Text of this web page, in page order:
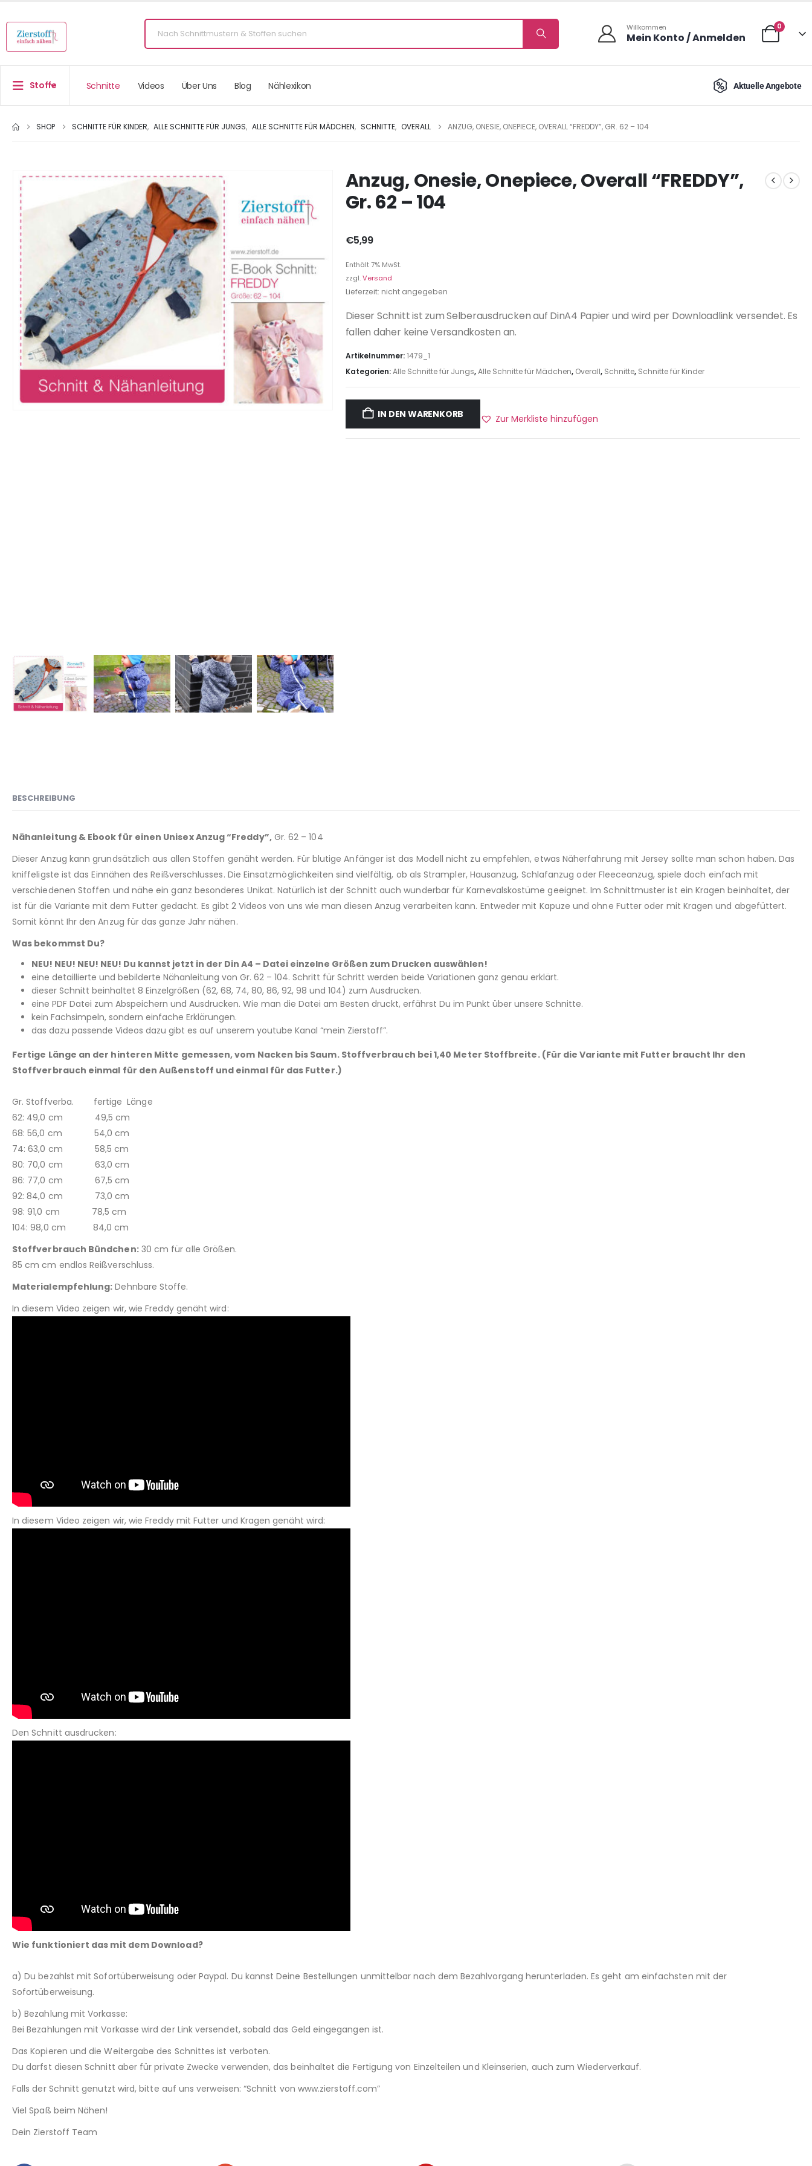
Willkommen
Mein Konto / Anmelden
0
Stoffe Schnitte Videos Über Uns Blog Nählexikon Aktuelle Angebote
SHOP SCHNITTE FÜR KINDER, ALLE SCHNITTE FÜR JUNGS, ALLE SCHNITTE FÜR MÄDCHEN, SCHNITTE, OVERALL ANZUG, ONESIE, ONEPIECE, OVERALL “FREDDY”, GR. 62 – 104
Anzug, Onesie, Onepiece, Overall “FREDDY”,
Gr. 62 – 104
€5,99
Enthält 7% MwSt.
zzgl.Versand
Lieferzeit: nicht angegeben
Dieser Schnitt ist zum Selberausdrucken auf DinA4 Papier und wird per Downloadlink versendet. Es
fallen daher keine Versandkosten an.
Artikelnummer:1479_1
Kategorien:Alle Schnitte für Jungs,Alle Schnitte für Mädchen, Overall, Schnitte, Schnitte für Kinder
IN DEN WARENKORB Zur Merkliste hinzufügen
BESCHREIBUNG
Nähanleitung & Ebook für einen Unisex Anzug “Freddy”,Gr. 62 – 104
Dieser Anzug kann grundsätzlich aus allen Stoffen genäht werden. Für blutige Anfänger ist das Modell nicht zu empfehlen, etwas Näherfahrung mit Jersey sollte man schon haben. Das
kniffeligste ist das Einnähen des Reißverschlusses. Die Einsatzmöglichkeiten sind vielfältig, ob als Strampler, Hausanzug, Schlafanzug oder Fleeceanzug, spiele doch einfach mit
verschiedenen Stoffen und nähe ein ganz besonderes Unikat. Natürlich ist der Schnitt auch wunderbar für Karnevalskostüme geeignet. Im Schnittmuster ist ein Kragen beinhaltet, der
ist für die Variante mit dem Futter gedacht. Es gibt 2 Videos von uns wie man diesen Anzug verarbeiten kann. Entweder mit Kapuze und ohne Futter oder mit Kragen und abgefüttert.
Somit könnt Ihr den Anzug für das ganze Jahr nähen.
Was bekommst Du?
NEU! NEU! NEU! NEU! Du kannst jetzt in der Din A4 – Datei einzelne Größen zum Drucken auswählen!
eine detaillierte und bebilderte Nähanleitung von Gr. 62 – 104. Schritt für Schritt werden beide Variationen ganz genau erklärt.
dieser Schnitt beinhaltet 8 Einzelgrößen (62, 68, 74, 80, 86, 92, 98 und 104) zum Ausdrucken.
eine PDF Datei zum Abspeichern und Ausdrucken. Wie man die Datei am Besten druckt, erfährst Du im Punkt über unsere Schnitte.
kein Fachsimpeln, sondern einfache Erklärungen.
das dazu passende Videos dazu gibt es auf unserem youtube Kanal “mein Zierstoff”.
Fertige Länge an der hinteren Mitte gemessen, vom Nacken bis Saum. Stoffverbrauch bei 1,40 Meter Stoffbreite. (Für die Variante mit Futter braucht Ihr den
Stoffverbrauch einmal für den Außenstoff und einmal für das Futter.)
Gr. Stoffverba. fertige Länge
62: 49,0 cm 49,5 cm
68: 56,0 cm 54,0 cm
74: 63,0 cm 58,5 cm
80: 70,0 cm 63,0 cm
86: 77,0 cm 67,5 cm
92: 84,0 cm 73,0 cm
98: 91,0 cm 78,5 cm
104: 98,0 cm 84,0 cm
Stoffverbrauch Bündchen:30 cm für alle Größen.
85 cm cm endlos Reißverschluss.
Materialempfehlung: Dehnbare Stoffe.
In diesem Video zeigen wir, wie Freddy genäht wird:
In diesem Video zeigen wir, wie Freddy mit Futter und Kragen genäht wird:
Den Schnitt ausdrucken:
Wie funktioniert das mit dem Download?
a) Du bezahlst mit Sofortüberweisung oder Paypal. Du kannst Deine Bestellungen unmittelbar nach dem Bezahlvorgang herunterladen. Es geht am einfachsten mit der
Sofortüberweisung.
b) Bezahlung mit Vorkasse:
Bei Bezahlungen mit Vorkasse wird der Link versendet, sobald das Geld eingegangen ist.
Das Kopieren und die Weitergabe des Schnittes ist verboten.
Du darfst diesen Schnitt aber für private Zwecke verwenden, das beinhaltet die Fertigung von Einzelteilen und Kleinserien, auch zum Wiederverkauf.
Falls der Schnitt genutzt wird, bitte auf uns verweisen: “Schnitt von www.zierstoff.com”
Viel Spaß beim Nähen!
Dein Zierstoff Team